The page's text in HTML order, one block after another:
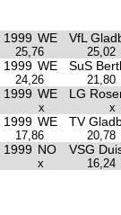
1999 WE VfL
25,76 25,02
1999 WE SuS
24,26 21,80
1999 WE LG
x x
1999 WE TV
17,86 20,78
1999 NO VSG
x 16,24